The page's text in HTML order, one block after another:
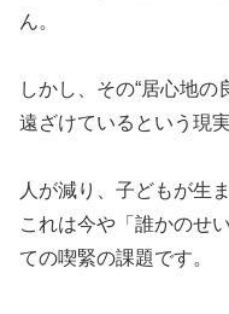
ん。
しかし、その“居心地の
遠ざけているという現
人が減り、子どもが生
これは今や「誰かのせ
ての喫緊の課題です。